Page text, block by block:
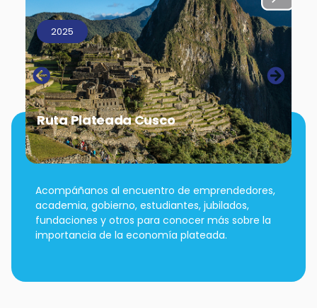
2025
Ruta Plateada Cusco
Acompáñanos al encuentro de emprendedores,
academia, gobierno, estudiantes, jubilados,
fundaciones y otros para conocer más sobre la
importancia de la economía plateada.